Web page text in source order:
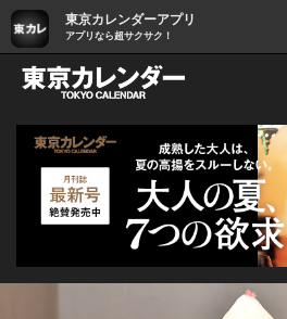
東京カレンダーアプリ
アプリなら超サクサク！
グルメ情報